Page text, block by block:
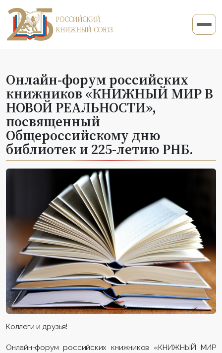
Онлайн-форум российских
книжников «КНИЖНЫЙ МИР В
НОВОЙ РЕАЛЬНОСТИ»,
посвященный
Общероссийскому дню
библиотек и 225-летию РНБ.
Коллеги и друзья!
Онлайн-форум российских книжников «КНИЖНЫЙ МИР